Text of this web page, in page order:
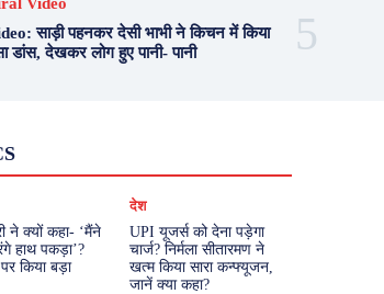
साड़ी पहनकर देसी भाभी ने किचन में किया
डांस, देखकर लोग हुए पानी- पानी
दुनिया
मनोरंजन
राजनीति वास्तु शास्त्र
More
ने क्यों कहा- ‘मैंने
हाथ पकड़ा’?
किया बड़ा
देश
UPI यूजर्स को देना पड़ेगा
चार्ज? निर्मला सीतारमण ने
खत्म किया सारा कन्फ्यूजन,
जानें क्या कहा?